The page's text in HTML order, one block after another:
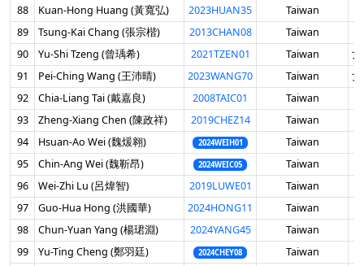
88
Kuan-Hong Huang (黃寬弘) 2023HUAN35 Taiwan
89
Tsung-Kai Chang (張宗楷) 2013CHAN08 Taiwan
90
Yu-Shi Tzeng (曾瑀希) 2021TZEN01 Taiwan
91
Pei-Ching Wang (王沛晴) 2023WANG70 Taiwan
92
Chia-Liang Tai (戴嘉良) 2008TAIC01 Taiwan
93
Zheng-Xiang Chen (陳政祥) 2019CHEZ14 Taiwan
94
Hsuan-Ao Wei (魏煖翱) 2024WEIH01 Taiwan
95
Chin-Ang Wei (魏靳昂) 2024WEIC05 Taiwan
96
Wei-Zhi Lu (呂煒智) 2019LUWE01 Taiwan
97
Guo-Hua Hong (洪國華) 2024HONG11 Taiwan
98
Chun-Yuan Yang (楊珺淵) 2024YANG45 Taiwan
99
Yu-Ting Cheng (鄭羽廷) 2024CHEY08 Taiwan